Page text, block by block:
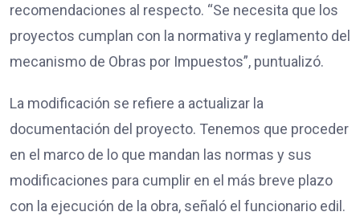
recomendaciones al respecto. “Se necesita que los
proyectos cumplan con la normativa y reglamento del
mecanismo de Obras por Impuestos”, puntualizó.
La modificación se refiere a actualizar la
documentación del proyecto. Tenemos que proceder
en el marco de lo que mandan las normas y sus
modificaciones para cumplir en el más breve plazo
con la ejecución de la obra, señaló el funcionario edil.